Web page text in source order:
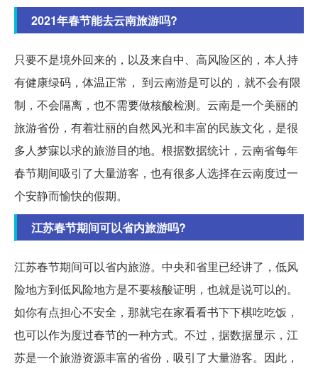
2021年春节能去云南旅游吗?
只要不是境外回来的，以及来自中、高风险区的，本人持
有健康绿码，体温正常， 到云南游是可以的，就不会有限
制，不会隔离，也不需要做核酸检测。云南是一个美丽的
旅游省份，有着壮丽的自然风光和丰富的民族文化，是很
多人梦寐以求的旅游目的地。根据数据统计，云南省每年
春节期间吸引了大量游客，也有很多人选择在云南度过一
个安静而愉快的假期。
江苏春节期间可以省内旅游吗?
江苏春节期间可以省内旅游。中央和省里已经讲了，低风
险地方到低风险地方是不要核酸证明，也就是说可以的。
如你有点担心不安全，那就宅在家看看书下下棋吃吃饭，
也可以作为度过春节的一种方式。不过，据数据显示，江
苏是一个旅游资源丰富的省份，吸引了大量游客。因此，